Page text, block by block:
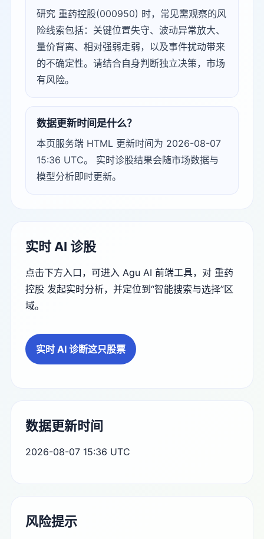
研究 重药控股(000950) 时，常见需观察的风
险线索包括：关键位置失守、波动异常放大、
量价背离、相对强弱走弱，以及事件扰动带来
的不确定性。请结合自身判断独立决策，市场
有风险。
数据更新时间是什么？
本页服务端 HTML 更新时间为 2026-08-07
15:36 UTC。 实时诊股结果会随市场数据与
模型分析即时更新。
实时 AI 诊股
点击下方入口，可进入 Agu AI 前端工具，对 重药
控股 发起实时分析，并定位到“智能搜索与选择”区
域。
实时 AI 诊断这只股票
数据更新时间
2026-08-07 15:36 UTC
风险提示